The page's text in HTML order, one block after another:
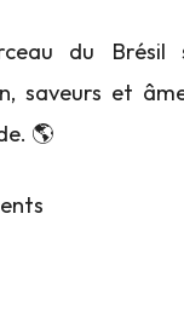
du Brésil
saveurs et
🌎